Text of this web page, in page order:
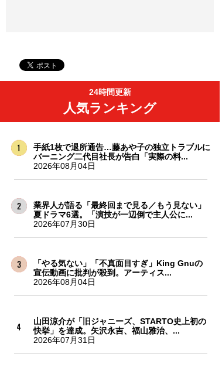
24時間更新
人気ランキング
手紙1枚で退所通告…藤あや子の独立トラブルに
バーニング二代目社長が告白「実際の料...
2026年08月04日
業界人が語る「最終回まで見る／もう見ない」
夏ドラマ6選。「演技が一辺倒で主人公に...
2026年07月30日
「やる気ない」「不真面目すぎ」King Gnuの
宣伝動画に批判が殺到。アーティス...
2026年08月04日
山田涼介が「旧ジャニーズ、STARTO史上初の
快挙」を達成。矢沢永吉、福山雅治、...
2026年07月31日